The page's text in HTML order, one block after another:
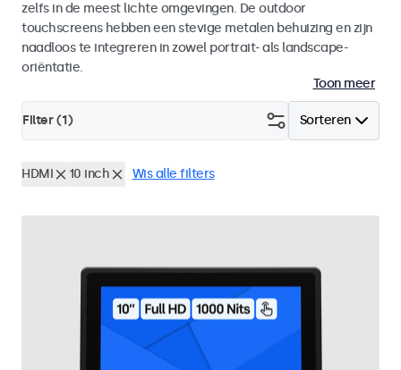
zelfs in de meest lichte omgevingen. De outdoor
touchscreens hebben een stevige metalen behuizing en zijn
naadloos te integreren in zowel portrait- als landscape-
oriëntatie.
Toon meer
Sorteren
Filter (1)
HDMI 10 inch Wis alle filters